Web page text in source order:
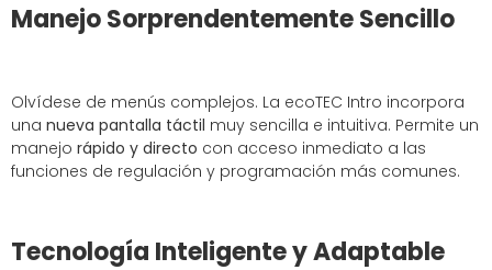
Manejo Sorprendentemente Sencillo
Olvídese de menús complejos. La ecoTEC Intro incorpora
una nueva pantalla táctil muy sencilla e intuitiva. Permite un
manejo rápido y directo con acceso inmediato a las
funciones de regulación y programación más comunes.
Tecnología Inteligente y Adaptable